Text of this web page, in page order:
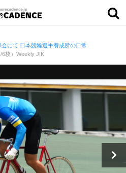
会にて 日本競輪選手養成所の日常
/6枚）Weekly JIK